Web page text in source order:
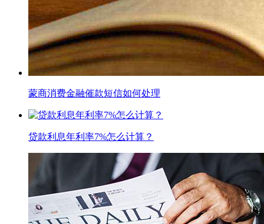
蒙商消费金融催款短信如何处理
贷款利息年利率7%怎么计算？